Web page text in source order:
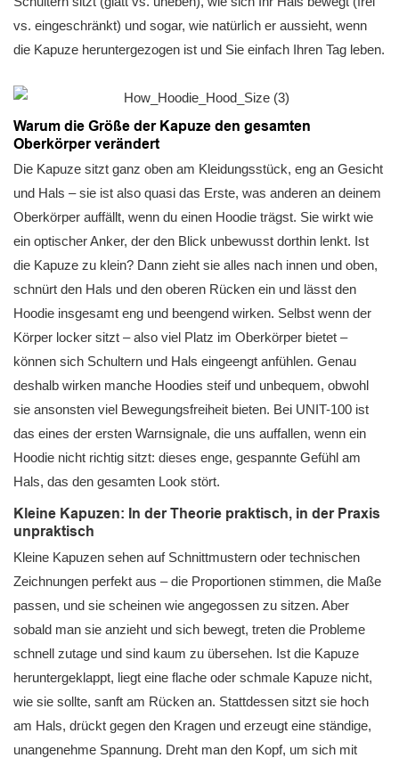
vs. eingeschränkt) und sogar, wie natürlich er aussieht, wenn
die Kapuze heruntergezogen ist und Sie einfach Ihren Tag leben.
Warum die Größe der Kapuze den gesamten
Oberkörper verändert
Die Kapuze sitzt ganz oben am Kleidungsstück, eng an Gesicht
und Hals – sie ist also quasi das Erste, was anderen an deinem
Oberkörper auffällt, wenn du einen Hoodie trägst. Sie wirkt wie
ein optischer Anker, der den Blick unbewusst dorthin lenkt. Ist
die Kapuze zu klein? Dann zieht sie alles nach innen und oben,
schnürt den Hals und den oberen Rücken ein und lässt den
Hoodie insgesamt eng und beengend wirken. Selbst wenn der
Körper locker sitzt – also viel Platz im Oberkörper bietet –
können sich Schultern und Hals eingeengt anfühlen. Genau
deshalb wirken manche Hoodies steif und unbequem, obwohl
sie ansonsten viel Bewegungsfreiheit bieten. Bei UNIT-100 ist
das eines der ersten Warnsignale, die uns auffallen, wenn ein
Hoodie nicht richtig sitzt: dieses enge, gespannte Gefühl am
Hals, das den gesamten Look stört.
Kleine Kapuzen: In der Theorie praktisch, in der Praxis
unpraktisch
Kleine Kapuzen sehen auf Schnittmustern oder technischen
Zeichnungen perfekt aus – die Proportionen stimmen, die Maße
passen, und sie scheinen wie angegossen zu sitzen. Aber
sobald man sie anzieht und sich bewegt, treten die Probleme
schnell zutage und sind kaum zu übersehen. Ist die Kapuze
heruntergeklappt, liegt eine flache oder schmale Kapuze nicht,
wie sie sollte, sanft am Rücken an. Stattdessen sitzt sie hoch
am Hals, drückt gegen den Kragen und erzeugt eine ständige,
unangenehme Spannung. Dreht man den Kopf, um sich mit